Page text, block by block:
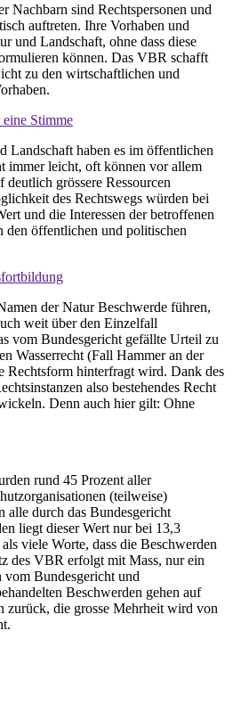
Nachbarn sind Rechtspersonen und
auftreten. Ihre Vorhaben und
und Landschaft, ohne dass diese
können. Das VBR schafft
zu den wirtschaftlichen und
Stimme
Landschaft haben es im öffentlichen
immer leicht, oft können vor allem
grössere Ressourcen
des Rechtswegs würden bei
und die Interessen der betroffenen
den öffentlichen und politischen
der Natur Beschwerde führen,
weit über den Einzelfall
vom Bundesgericht gefällte Urteil zu
Wasserrecht (Fall Hammer an der
Rechtsform hinterfragt wird. Dank des
also bestehendes Recht
Denn auch hier gilt: Ohne
rund 45 Prozent aller
(teilweise)
alle durch das Bundesgericht
liegt dieser Wert nur bei 13,3
viele Worte, dass die Beschwerden
des VBR erfolgt mit Mass, nur ein
Bundesgericht und
Beschwerden gehen auf
zurück, die grosse Mehrheit wird von